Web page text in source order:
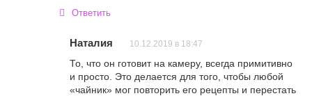
Ответить
Наталия 10.12.2019 в 18:47
То, что он готовит на камеру, всегда примитивно
и просто. Это делается для того, чтобы любой
«чайник» мог повторить его рецепты и перестать